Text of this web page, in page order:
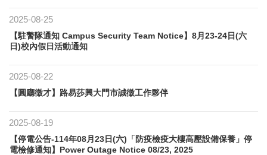
2025-08-25
【駐警隊通知 Campus Security Team Notice】8月23-24日(六
日)校內假日活動通知
2025-08-22
【圓廳徵才】路易莎興大門市誠徵工作夥伴
2025-08-19
【停電公告-114年08月23日(六)「防疫檢疫大樓高壓設備保養」停
電檢修通知】Power Outage Notice 08/23, 2025